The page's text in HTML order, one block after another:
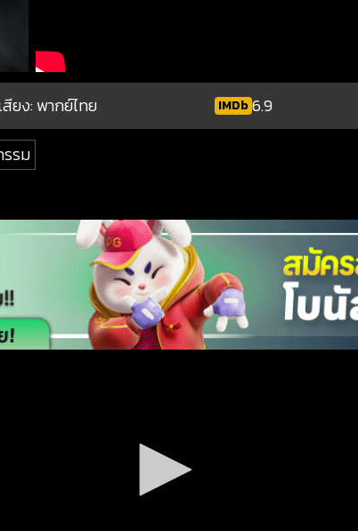
สียง: พากย์ไทย IMDb 6.9
รม